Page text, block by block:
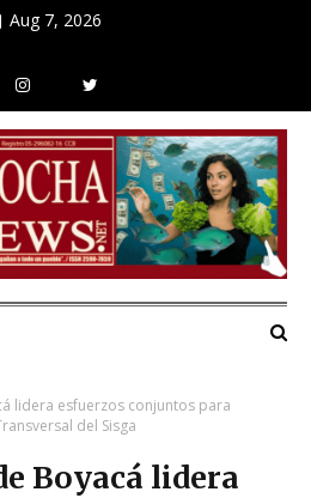
Aug 7, 2026
lidera esfuerzos conjuntos para
del Sisga
Boyacá lidera